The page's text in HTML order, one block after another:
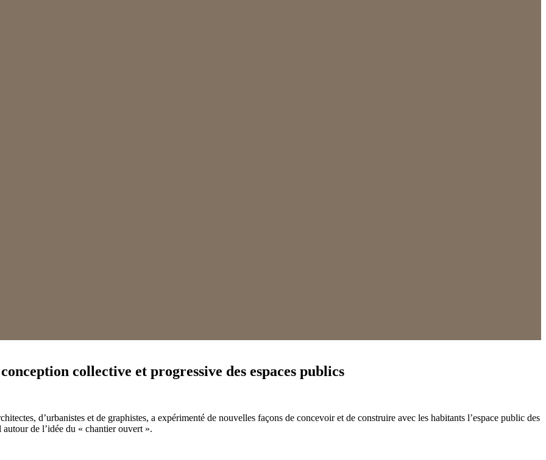
collective et progressive des espaces publics
d’urbanistes et de graphistes, a expérimenté de nouvelles façons de concevoir et de construire avec les habitants l’espace public des
de l’idée du « chantier ouvert ».